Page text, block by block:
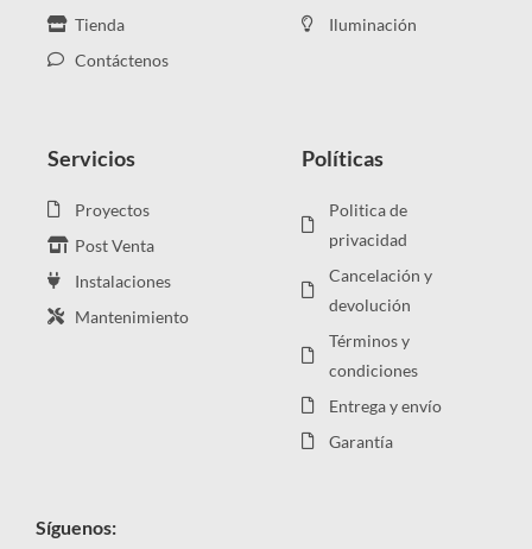
Tienda
Contáctenos
Iluminación
Servicios
Proyectos
Post Venta
Instalaciones
Mantenimiento
Políticas
Politica de
privacidad
Cancelación y
devolución
Términos y
condiciones
Entrega y envío
Garantía
Síguenos: